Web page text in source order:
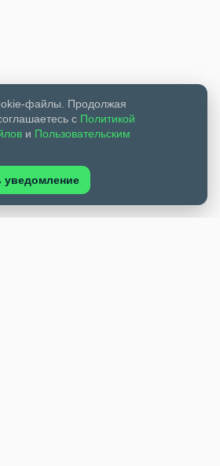
файлы. Продолжая
с Политикой
и Пользовательским
уведомление